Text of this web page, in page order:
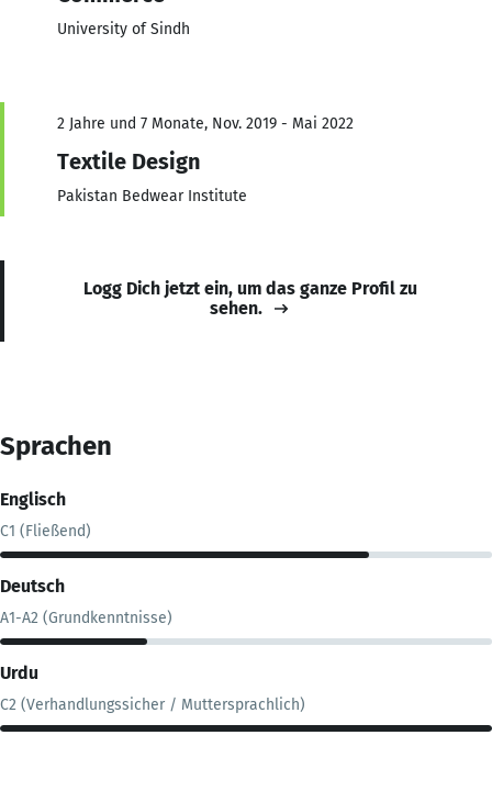
University of Sindh
2 Jahre und 7 Monate, Nov. 2019 - Mai 2022
Textile Design
Pakistan Bedwear Institute
Logg Dich jetzt ein, um das ganze Profil zu
sehen.
Sprachen
Englisch
C1 (Fließend)
Deutsch
A1-A2 (Grundkenntnisse)
Urdu
C2 (Verhandlungssicher / Muttersprachlich)